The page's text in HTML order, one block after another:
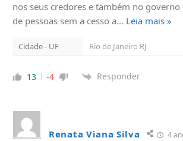
nos seus credores e também no
de pessoas sem a cesso a… Leia mais »
Cidade - UF Rio de Janeiro RJ
13 -4 Responder
Renata Viana Silva 4